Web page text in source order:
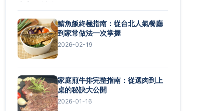
鯖魚飯終極指南：從台北人氣餐廳
到家常做法一次掌握
2026-02-19
家庭煎牛排完整指南：從選肉到上
桌的秘訣大公開
2026-01-16